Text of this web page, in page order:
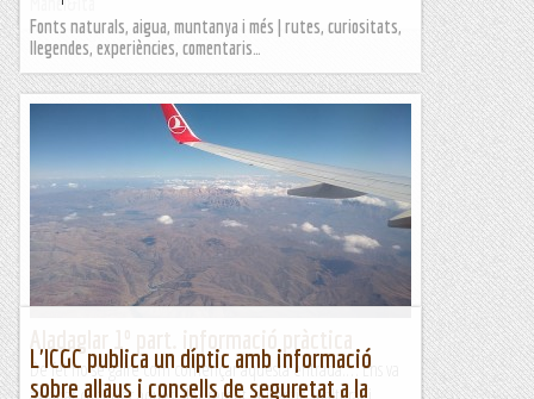
Fonts naturals, aigua, muntanya i més | rutes, curiositats,
llegendes, experiències, comentaris…
De fet no sé gaire com començar aquesta entrada.… Ens va
L'ICGC publica un díptic amb informació
sobre allaus i consells de seguretat a la